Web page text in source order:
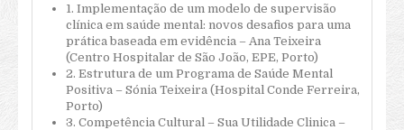
1. Implementação de um modelo de supervisão
clínica em saúde mental: novos desafios para uma
prática baseada em evidência – Ana Teixeira
(Centro Hospitalar de São João, EPE, Porto)
2. Estrutura de um Programa de Saúde Mental
Positiva – Sónia Teixeira (Hospital Conde Ferreira,
Porto)
3. Competência Cultural – Sua Utilidade Clinica –